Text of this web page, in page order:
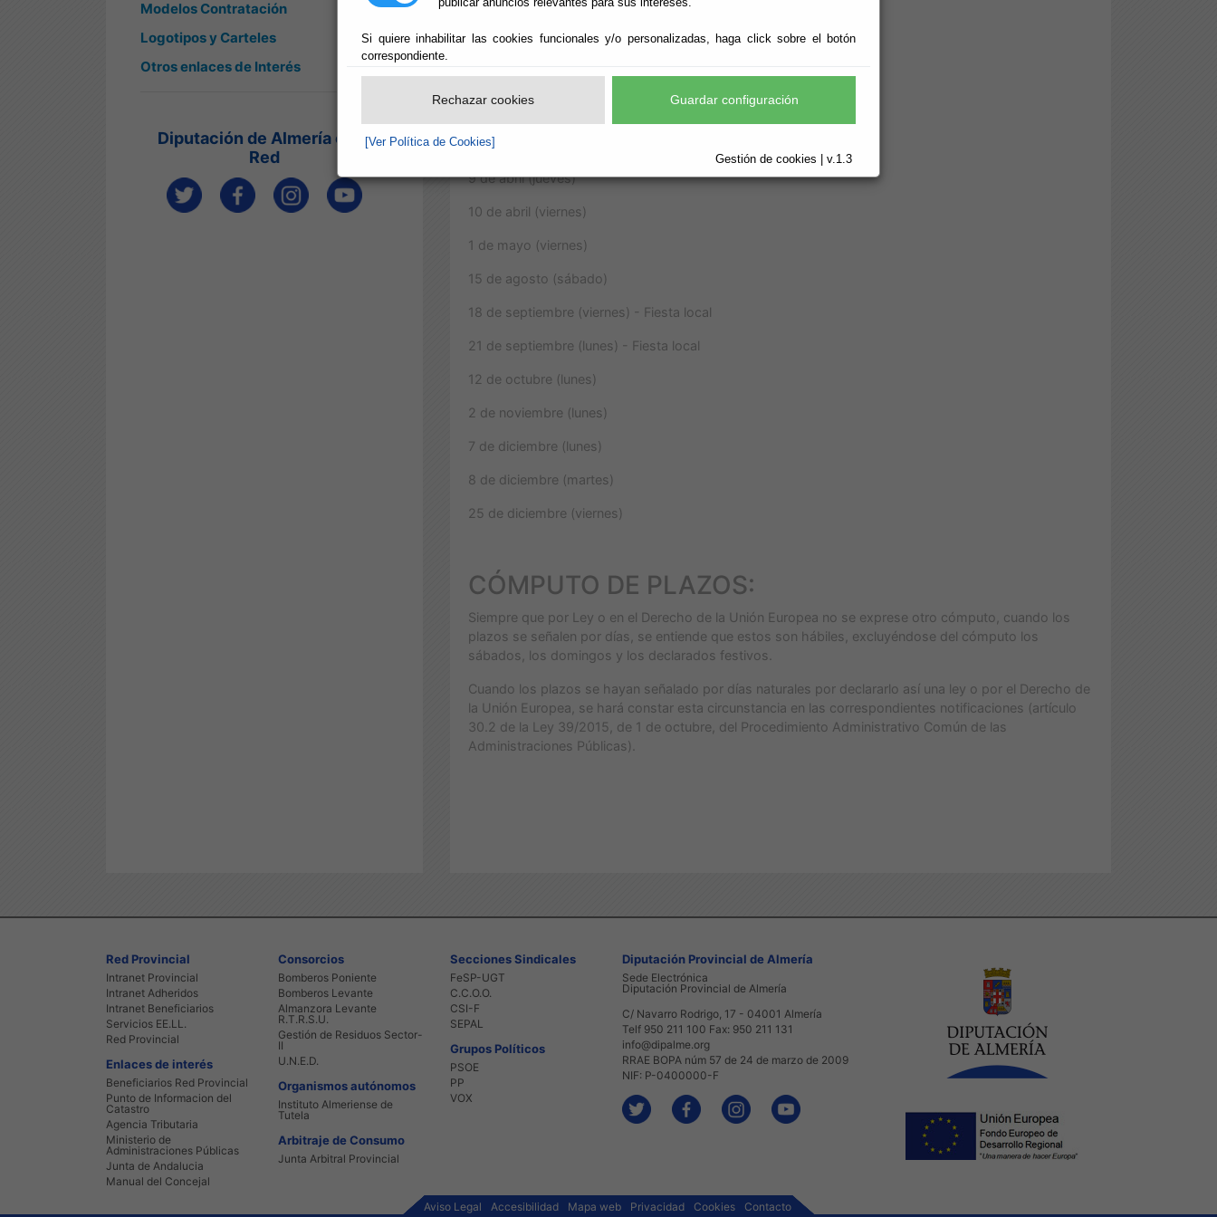
Si quiere inhabilitar las cookies funcionales y/o personalizadas, haga click sobre el botón
correspondiente.
Rechazar cookies Guardar configuración
[Ver Política de Cookies]
Gestión de cookies | v.1.3
Modelos Contratación
Logotipos y Carteles
Otros enlaces de Interés
Diputación de Almería en la
Red
DÍAS DECLARADOS FESTIVOS PARA EL AÑO 2020:
1 de enero (miércoles)
28 de febrero (viernes)
9 de abril (jueves)
10 de abril (viernes)
1 de mayo (viernes)
15 de agosto (sábado)
18 de septiembre (viernes) - Fiesta local
21 de septiembre (lunes) - Fiesta local
12 de octubre (lunes)
2 de noviembre (lunes)
7 de diciembre (lunes)
8 de diciembre (martes)
25 de diciembre (viernes)
CÓMPUTO DE PLAZOS:
Siempre que por Ley o en el Derecho de la Unión Europea no se exprese otro cómputo, cuando los
plazos se señalen por días, se entiende que estos son hábiles, excluyéndose del cómputo los
sábados, los domingos y los declarados festivos.
Cuando los plazos se hayan señalado por días naturales por declararlo así una ley o por el Derecho de
la Unión Europea, se hará constar esta circunstancia en las correspondientes notificaciones (artículo
30.2 de la Ley 39/2015, de 1 de octubre, del Procedimiento Administrativo Común de las
Administraciones Públicas).
Red Provincial
Intranet Provincial
Intranet Adheridos
Intranet Beneficiarios
Servicios EE.LL.
Red Provincial
Enlaces de interés
Beneficiarios Red Provincial
Punto de Informacion del
Catastro
Agencia Tributaria
Ministerio de
Administraciones Públicas
Junta de Andalucia
Manual del Concejal
Consorcios
Bomberos Poniente
Bomberos Levante
Almanzora Levante
R.T.R.S.U.
Gestión de Residuos Sector-
II
U.N.E.D.
Organismos autónomos
Instituto Almeriense de
Tutela
Arbitraje de Consumo
Junta Arbitral Provincial
Secciones Sindicales
FeSP-UGT
C.C.O.O.
CSI-F
SEPAL
Grupos Políticos
PSOE
PP
VOX
Diputación Provincial de Almería
Sede Electrónica
Diputación Provincial de Almería
C/ Navarro Rodrigo, 17 - 04001 Almería
Telf 950 211 100 Fax: 950 211 131
info@dipalme.org
RRAE BOPA núm 57 de 24 de marzo de 2009
NIF: P-0400000-F
Aviso Legal Accesibilidad Mapa web Privacidad Cookies Contacto